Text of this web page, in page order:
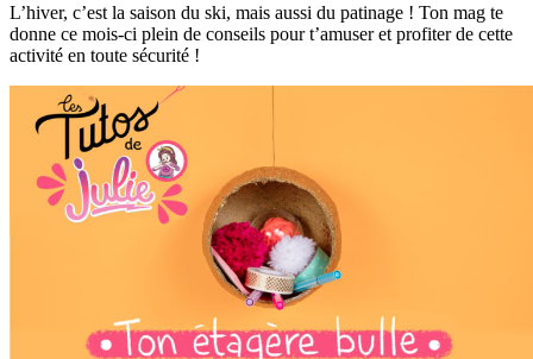
L’hiver, c’est la saison du ski, mais aussi du patinage ! Ton mag te
donne ce mois-ci plein de conseils pour t’amuser et profiter de cette
activité en toute sécurité !